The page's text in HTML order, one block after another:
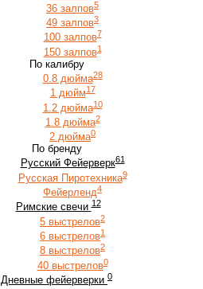
36 залпов5
49 залпов3
100 залпов7
150 залпов1
По калибру
0.8 дюйма28
1 дюйм17
1.2 дюйма10
1.8 дюйма2
2 дюйма0
По бренду
Русский Фейерверк61
Русская Пиротехника9
Фейерленд4
Римские свечи 12
5 выстрелов2
6 выстрелов1
8 выстрелов2
40 выстрелов0
Дневные фейерверки 0